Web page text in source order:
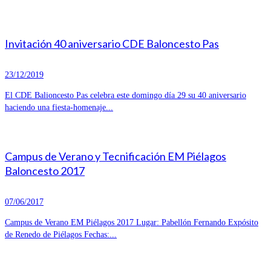
Invitación 40 aniversario CDE Baloncesto Pas
23/12/2019
El CDE Balioncesto Pas celebra este domingo día 29 su 40 aniversario
haciendo una fiesta-homenaje...
Campus de Verano y Tecnificación EM Piélagos
Baloncesto 2017
07/06/2017
Campus de Verano EM Piélagos 2017 Lugar: Pabellón Fernando Expósito
de Renedo de Piélagos Fechas:...